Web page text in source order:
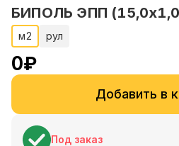
БИПОЛЬ ЭПП
м2 рул
0₽
Добавить в
Под заказ